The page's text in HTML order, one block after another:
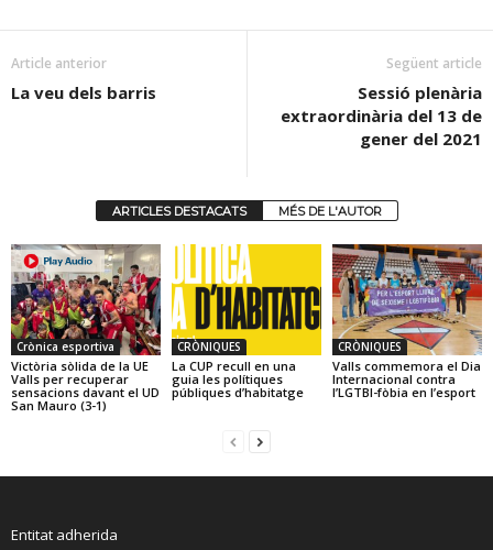
Article anterior
La veu dels barris
Següent article
Sessió plenària
extraordinària del 13 de
gener del 2021
ARTICLES DESTACATS MÉS DE L'AUTOR
Crònica esportiva
Victòria sòlida de la UE
Valls per recuperar
sensacions davant el UD
San Mauro (3-1)
CRÒNIQUES
La CUP recull en una
guia les polítiques
públiques d’habitatge
CRÒNIQUES
Valls commemora el Dia
Internacional contra
l’LGTBI-fòbia en l’esport
Entitat adherida